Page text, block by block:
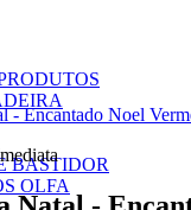
BASTIDOR
OLFA
- Encantado Noel